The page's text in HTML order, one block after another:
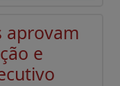
aprovam
e